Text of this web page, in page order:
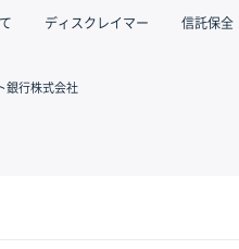
ディスクレイマー 信託保全
銀行株式会社